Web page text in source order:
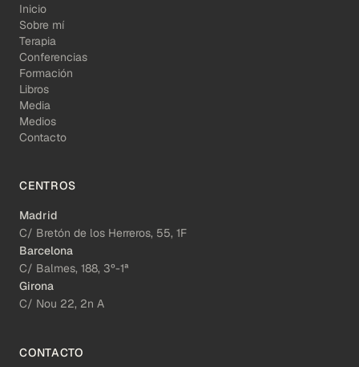
Inicio
Sobre mí
Terapia
Conferencias
Formación
Libros
Media
Medios
Contacto
CENTROS
Madrid
C/ Bretón de los Herreros, 55, 1F
Barcelona
C/ Balmes, 188, 3º-1ª
Girona
C/ Nou 22, 2n A
CONTACTO